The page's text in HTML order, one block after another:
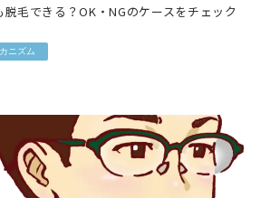
毛できる？OK・NGのケースをチェック
ニズム